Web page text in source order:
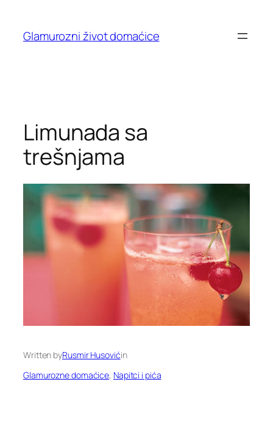
content
Glamurozni život domaćice
Limunada sa
trešnjama
Written byRusmir Husovićin
Glamurozne domaćice, Napitci i pića